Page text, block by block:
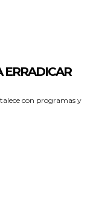
ERRADICAR
con programas y